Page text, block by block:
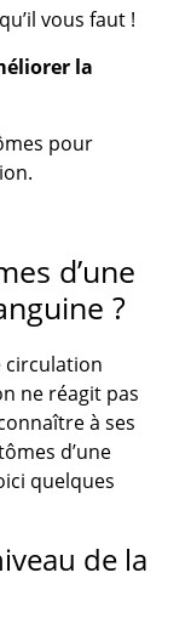
vous faut !
la
pour
d’une
?
circulation
ne réagit pas
à ses
d’une
quelques
de la